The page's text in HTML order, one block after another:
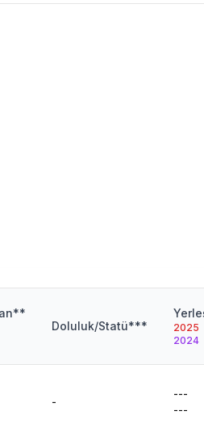
Doluluk/Statü***
2025
2024
-
---
---